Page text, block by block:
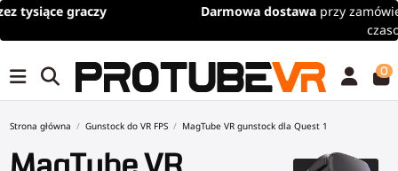
Darmowa dostawa
przy zamówieniach powyżej 100€/115$ (limit
0
Strona główna Gunstock do VR FPS MagTube VR gunstock dla Quest 1